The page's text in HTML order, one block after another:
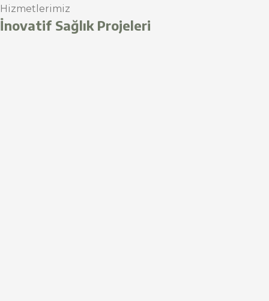
Hizmetlerimiz
İnovatif Sağlık Projeleri